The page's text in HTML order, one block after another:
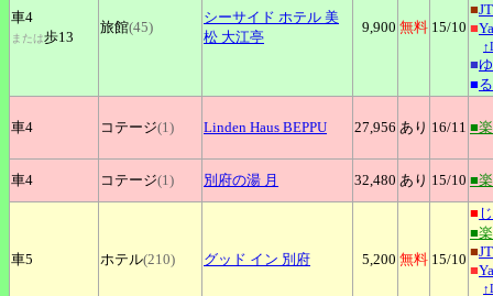
車4
または歩13
旅館(45)
シーサイド ホテル 美
松 大江亭
9,900 無料 15/10
■
■
■
■
車4 コテージ(1) Linden Haus BEPPU 27,956 あり 16/11 ■
車4 コテージ(1) 別府の湯 月 32,480 あり 15/10 ■
車5 ホテル(210) グッド イン 別府 5,200 無料 15/10
■
■
■
■